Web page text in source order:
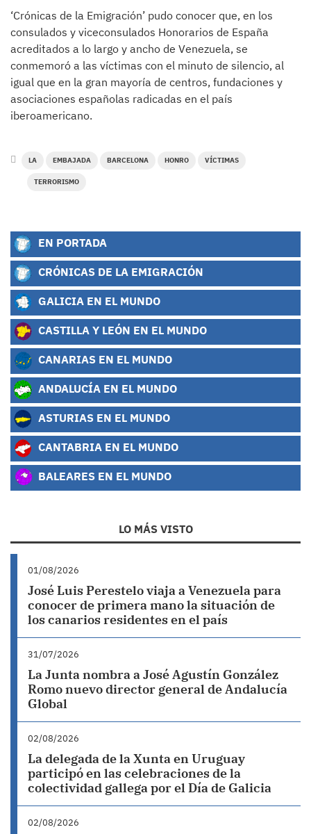
‘Crónicas de la Emigración’ pudo conocer que, en los
consulados y viceconsulados Honorarios de España
acreditados a lo largo y ancho de Venezuela, se
conmemoró a las víctimas con el minuto de silencio, al
igual que en la gran mayoría de centros, fundaciones y
asociaciones españolas radicadas en el país
iberoamericano.
LA EMBAJADA BARCELONA HONRO VÍCTIMAS
TERRORISMO
EN PORTADA
CRÓNICAS DE LA EMIGRACIÓN
GALICIA EN EL MUNDO
CASTILLA Y LEÓN EN EL MUNDO
CANARIAS EN EL MUNDO
ANDALUCÍA EN EL MUNDO
ASTURIAS EN EL MUNDO
CANTABRIA EN EL MUNDO
BALEARES EN EL MUNDO
LO MÁS VISTO
01/08/2026
José Luis Perestelo viaja a Venezuela para
conocer de primera mano la situación de
los canarios residentes en el país
31/07/2026
La Junta nombra a José Agustín González
Romo nuevo director general de Andalucía
Global
02/08/2026
La delegada de la Xunta en Uruguay
participó en las celebraciones de la
colectividad gallega por el Día de Galicia
02/08/2026